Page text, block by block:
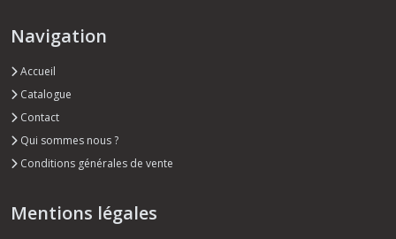
Navigation
Accueil
Catalogue
Contact
Qui sommes nous ?
Conditions générales de vente
Mentions légales